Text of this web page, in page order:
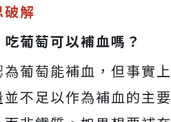
解
葡萄可以補血嗎？
為葡萄能補血，但事實
並不足以作為補血的主